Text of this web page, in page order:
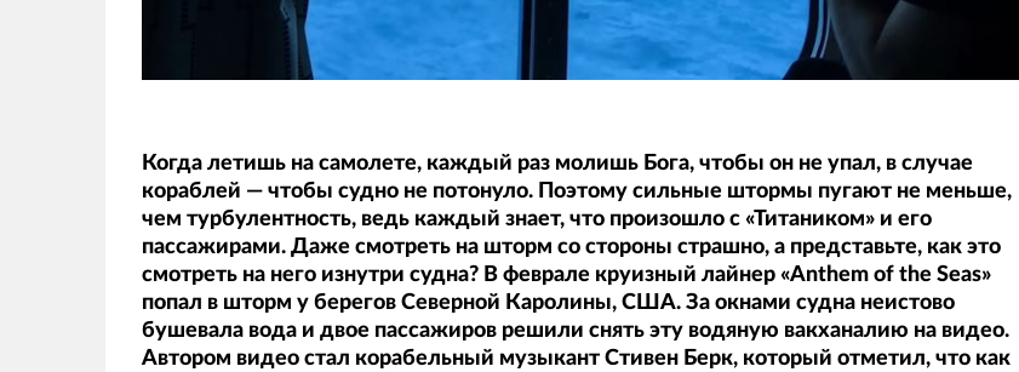
Когда летишь на самолете, каждый раз молишь Бога, чтобы он не упал, в случае
кораблей — чтобы судно не потонуло. Поэтому сильные штормы пугают не меньше,
чем турбулентность, ведь каждый знает, что произошло с «Титаником» и его
пассажирами. Даже смотреть на шторм со стороны страшно, а представьте, как это
смотреть на него изнутри судна? В феврале круизный лайнер «Anthem of the Seas»
попал в шторм у берегов Северной Каролины, США. За окнами судна неистово
бушевала вода и двое пассажиров решили снять эту водяную вакханалию на видео.
Автором видео стал корабельный музыкант Стивен Берк, который отметил, что как